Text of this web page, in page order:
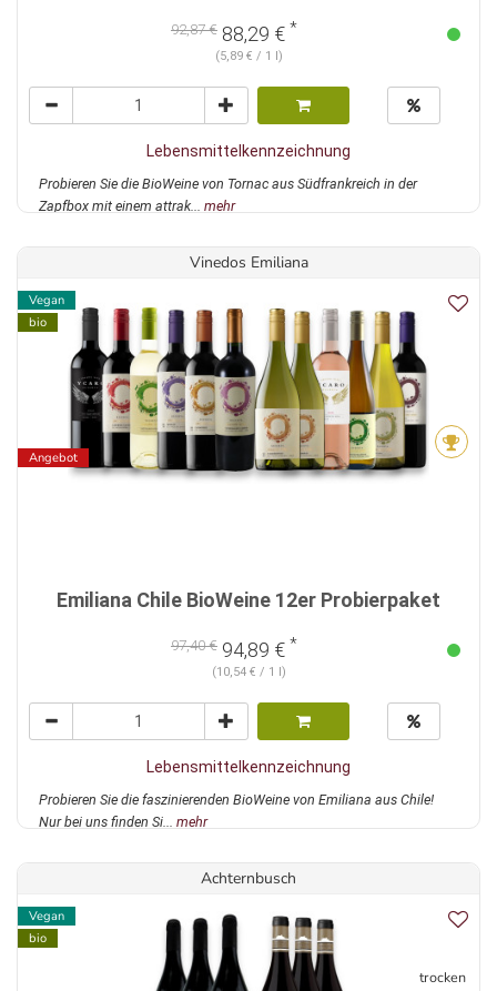
92,87 € 88,29 € *
(5,89 € / 1 l)
Lebensmittelkennzeichnung
Probieren Sie die BioWeine von Tornac aus Südfrankreich in der
Zapfbox mit einem attrak... mehr
Vinedos Emiliana
Vegan
bio
Angebot
Emiliana Chile BioWeine 12er Probierpaket
97,40 € 94,89 € *
(10,54 € / 1 l)
Lebensmittelkennzeichnung
Probieren Sie die faszinierenden BioWeine von Emiliana aus Chile!
Nur bei uns finden Si... mehr
Achternbusch
Vegan
bio
trocken